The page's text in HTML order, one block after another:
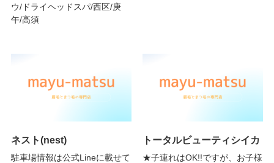
ウ/ドライヘッドスパ/西区/庚
午/高須
ネスト(nest)
駐車場情報は公式Lineに載せて
トータルビューティシイカ
★子連れはOK!!ですが、お子様